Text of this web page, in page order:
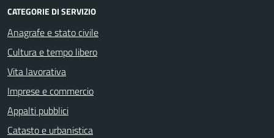
CATEGORIE DI SERVIZIO
Anagrafe e stato civile
Cultura e tempo libero
Vita lavorativa
Imprese e commercio
Appalti pubblici
Catasto e urbanistica